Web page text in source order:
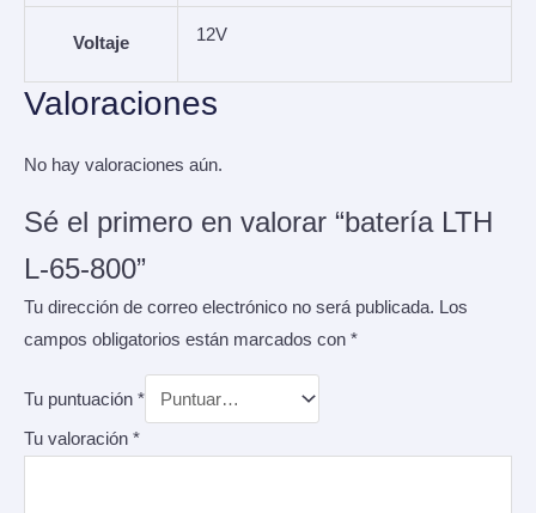
Voltaje 12V
Valoraciones
No hay valoraciones aún.
Sé el primero en valorar “batería LTH
L-65-800”
Tu dirección de correo electrónico no será publicada. Los
campos obligatorios están marcados con *
Tu puntuación *
Tu valoración *